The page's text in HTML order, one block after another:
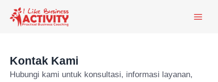
content
Kontak Kami
Hubungi kami untuk konsultasi, informasi layanan,